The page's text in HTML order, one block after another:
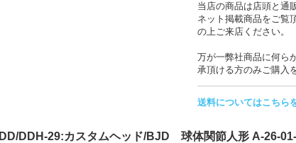
当店の商品は店頭と通
ネット掲載商品をご覧
の上ご来店ください。
万が一弊社商品に何ら
承頂ける方のみご購入
送料についてはこちら
DD/DDH-29:カスタムヘッド/BJD 球体関節人形 A-26-